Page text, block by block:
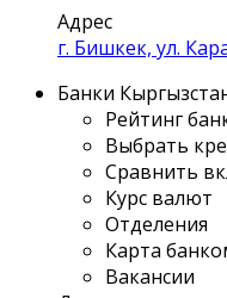
Адрес
г. Бишкек, ул.
Банки
Рейтинг
Выбрать
Сравнить
Курс валют
Отделения
Карта
Вакансии